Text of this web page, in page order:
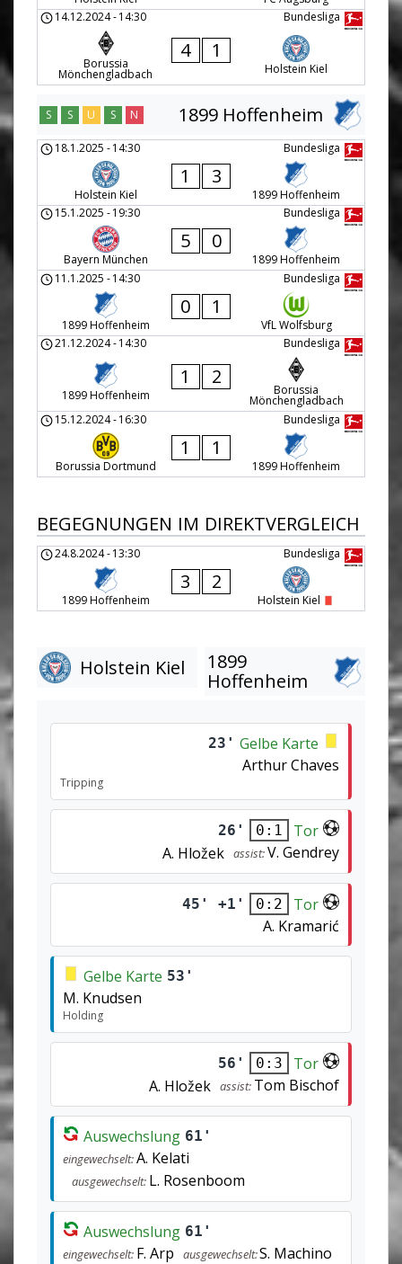
Bundesliga
14.12.2024-14:30
Borussia
Mönchengladbach
4 1
Holstein Kiel
1899 Hoffenheim
S S U S N
Bundesliga
18.1.2025 -14:30
Holstein Kiel
1 3
1899 Hoffenheim
Bundesliga
15.1.2025 -19:30
Bayern München
5 0
1899 Hoffenheim
Bundesliga
11.1.2025 -14:30
1899 Hoffenheim
0 1
VfL Wolfsburg
Bundesliga
21.12.2024-14:30
1899 Hoffenheim
1 2
Borussia
Mönchengladbach
Bundesliga
15.12.2024-16:30
Borussia Dortmund
1 1
1899 Hoffenheim
BEGEGNUNGEN IM DIREKTVERGLEICH
Bundesliga
24.8.2024-13:30
1899 Hoffenheim
3 2
Holstein Kiel
Holstein Kiel
1899
Hoffenheim
23' Gelbe Karte
Arthur Chaves
Tripping
26' 0:1
Tor
A. Hložek assist:V. Gendrey
45' +1' 0:2
Tor
A. Kramarić
Gelbe Karte 53'
M. Knudsen
Holding
56' 0:3
Tor
A. Hložek assist: Tom Bischof
Auswechslung 61'
eingewechselt:A. Kelati
ausgewechselt: L. Rosenboom
Auswechslung 61'
eingewechselt: F. Arp ausgewechselt:S. Machino